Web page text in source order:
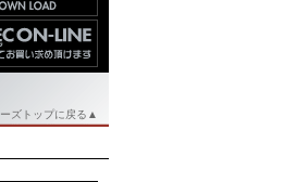
ズトップに戻る▲